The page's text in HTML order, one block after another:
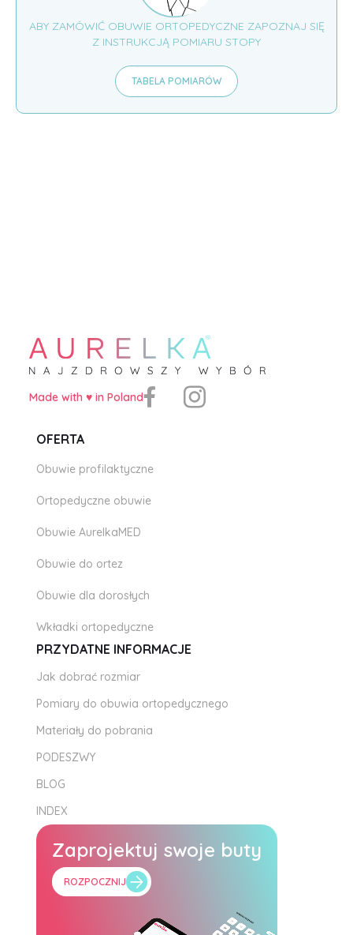
ABY ZAMÓWIĆ OBUWIE ORTOPEDYCZNE ZAPOZNAJ SIĘ
Z INSTRUKCJĄ POMIARU STOPY
TABELA POMIARÓW
Made with ♥️ in Poland
OFERTA
Obuwie profilaktyczne
Ortopedyczne obuwie
Obuwie AurelkaMED
Obuwie do ortez
Obuwie dla dorosłych
Wkładki ortopedyczne
PRZYDATNE INFORMACJE
Jak dobrać rozmiar
Pomiary do obuwia ortopedycznego
Materiały do pobrania
PODESZWY
BLOG
INDEX
Zaprojektuj swoje buty
ROZPOCZNIJ